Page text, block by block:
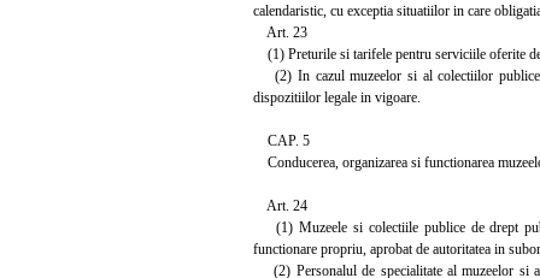
calendaristic, cu exceptia situatiilor in care
Art. 23
(1) Preturile si tarifele pentru serviciile oferite
(2) In cazul muzeelor si al colectiilor publice
dispozitiilor legale in vigoare.
CAP. 5
Conducerea, organizarea si functionarea
Art. 24
(1) Muzeele si colectiile publice de drept
functionare propriu, aprobat de autoritatea in
(2) Personalul de specialitate al muzeelor si